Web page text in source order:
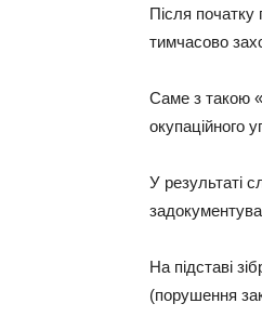
Після початку
тимчасово
Саме з такою
окупаційного
У результаті
На підставі
(порушення